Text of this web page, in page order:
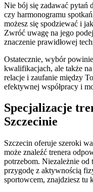
Nie bój się zadawać pytań
czy harmonogramu
możesz się spodziewać i
Zwróć uwagę na jego
znaczenie prawidłowej
Ostatecznie, wybór
kwalifikacjach, ale także
relacje i zaufanie między
efektywnej współpracy i
Specjalizacje
Szczecinie
Szczecin oferuje szeroki
może znaleźć trenera
potrzebom. Niezależnie od
przygodę z aktywnością
sportowcem, znajdziesz tu